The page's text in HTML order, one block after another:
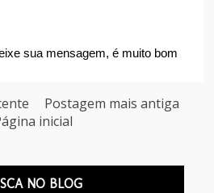
sua mensagem, é muito bom
Postagem mais antiga
inicial
NO BLOG